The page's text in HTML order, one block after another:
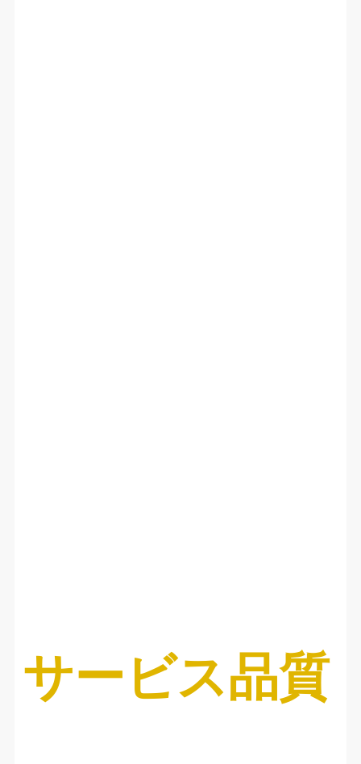
サービス品質